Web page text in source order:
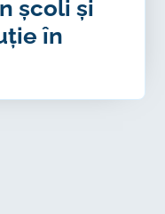
școli și
în